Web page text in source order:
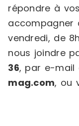
répondre à
accompagner
vendredi, de
nous joindre
36, par e-mail
mag.com, ou